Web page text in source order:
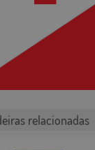
relacionadas